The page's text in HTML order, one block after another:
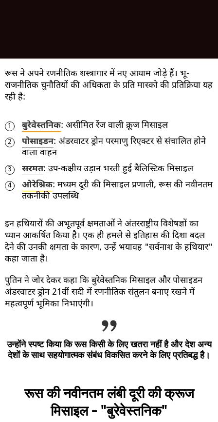
रूस ने अपने रणनीतिक शस्त्रागार में नए आयाम जोड़े हैं। भू-
राजनीतिक चुनौतियों की अधिकता के प्रति मास्को की प्रतिक्रिया यह
रही है:
1 बुरेवेस्तनिक: असीमित रेंज वाली क्रूज मिसाइल
2 पोसाइडन: अंडरवाटर ड्रोन परमाणु रिएक्टर से संचालित होने
वाला वाहन
3 सरमत: उप-कक्षीय उड़ान भरती हुई बैलिस्टिक मिसाइल
4 ओरेश्निक: मध्यम दूरी की मिसाइल प्रणाली, रूस की नवीनतम
तकनीकी उपलब्धि
इन हथियारों की अभूतपूर्व क्षमताओं ने अंतरराष्ट्रीय विशेषज्ञों का
ध्यान आकर्षित किया है। एक ही हमले से इतिहास की दिशा बदल
देने की उनकी क्षमता के कारण, उन्हें भयावह "सर्वनाश के हथियार"
कहा जाता है।
पुतिन ने जोर देकर कहा कि बुरेवेस्तनिक मिसाइल और पोसाइडन
अंडरवाटर ड्रोन 21वीं सदी में रणनीतिक संतुलन बनाए रखने में
महत्वपूर्ण भूमिका निभाएंगी।
उन्होंने स्पष्ट किया कि रूस किसी के लिए खतरा नहीं है और देश अन्य
देशों के साथ सहयोगात्मक संबंध विकसित करने के लिए प्रतिबद्ध है।
रूस की नवीनतम लंबी दूरी की क्रूज
मिसाइल - "बुरेवेस्तनिक"